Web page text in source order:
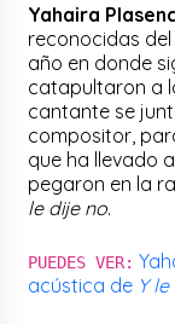
Yahaira
reconocidas del
año en donde
catapultaron a
cantante se
compositor,
que ha llevado
pegaron en la
le dije no.
PUEDES VER:
acústica de Y